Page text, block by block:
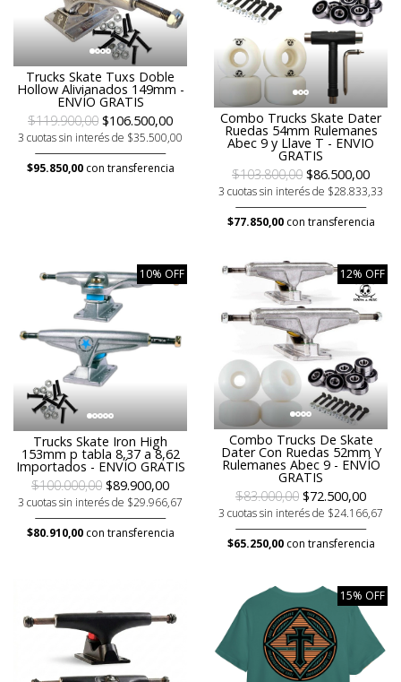
Trucks Skate Tuxs Doble
Hollow Alivianados 149mm -
ENVÍO GRATIS
$119.900,00 $106.500,00
3 cuotas sin interés de $35.500,00
$95.850,00con transferencia
Combo Trucks Skate Dater
Ruedas 54mm Rulemanes
Abec 9 y Llave T - ENVIO
GRATIS
$103.800,00 $86.500,00
3 cuotas sin interés de $28.833,33
$77.850,00con transferencia
10% OFF
Trucks Skate Iron High
153mm p tabla 8,37 a 8,62
Importados - ENVÍO GRATIS
$100.000,00 $89.900,00
3 cuotas sin interés de $29.966,67
$80.910,00con transferencia
12% OFF
Combo Trucks De Skate
Dater Con Ruedas 52mm Y
Rulemanes Abec 9 - ENVÍO
GRATIS
$83.000,00 $72.500,00
3 cuotas sin interés de $24.166,67
$65.250,00con transferencia
15% OFF